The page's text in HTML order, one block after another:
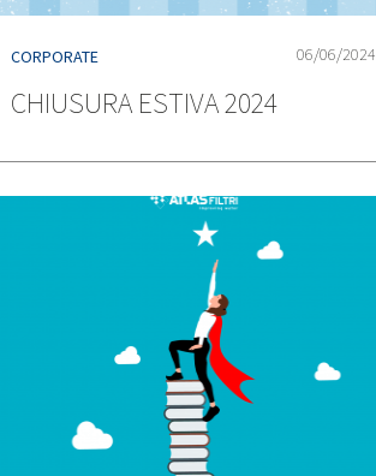
CORPORATE 06/06/2024
CHIUSURA ESTIVA 2024